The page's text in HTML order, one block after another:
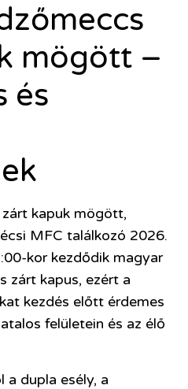
mögött –
és
kapuk mögött,
MFC találkozó 2026.
kor kezdődik magyar
zárt kapus, ezért a
kezdés előtt érdemes
felületein és az élő
a dupla esély, a